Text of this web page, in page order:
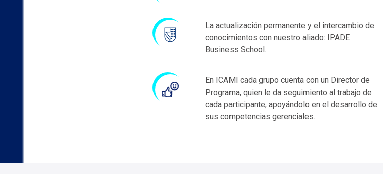
La actualización permanente y el intercambio de
conocimientos con nuestro aliado: IPADE
Business School.
En ICAMI cada grupo cuenta con un Director de
Programa, quien le da seguimiento al trabajo de
cada participante, apoyándolo en el desarrollo de
sus competencias gerenciales.